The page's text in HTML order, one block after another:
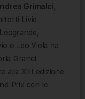
Grimaldi,
Livio
e Leo Viola ha
Grandi
alla XIII edizione
Prix con le